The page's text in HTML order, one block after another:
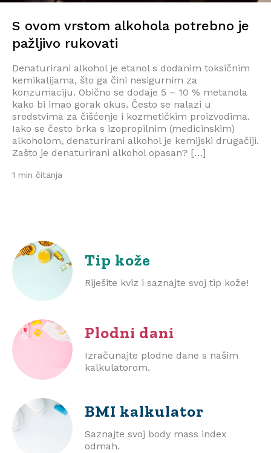
S ovom vrstom alkohola potrebno je
pažljivo rukovati
Denaturirani alkohol je etanol s dodanim toksičnim
kemikalijama, što ga čini nesigurnim za
konzumaciju. Obično se dodaje 5 – 10 % metanola
kako bi imao gorak okus. Često se nalazi u
sredstvima za čišćenje i kozmetičkim proizvodima.
Iako se često brka s izopropilnim (medicinskim)
alkoholom, denaturirani alkohol je kemijski drugačiji.
Zašto je denaturirani alkohol opasan? […]
1 min čitanja
Tip kože
Riješite kviz i saznajte svoj tip kože!
Plodni dani
Izračunajte plodne dane s našim
kalkulatorom.
BMI kalkulator
Saznajte svoj body mass index
odmah.